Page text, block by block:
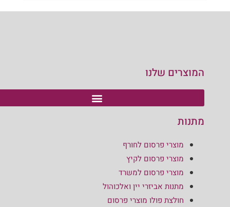
המוצרים שלנו
מתנות
מוצרי פרסום לחורף
מוצרי פרסום לקיץ
מוצרי פרסום למשרד
מתנות אביזרי יין ואלכוהול
חולצת פולו מוצרי פרסום